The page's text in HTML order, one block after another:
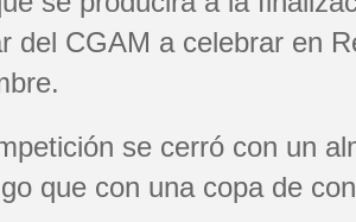
del CGAM a celebrar en
se cerró con un
que con una copa de